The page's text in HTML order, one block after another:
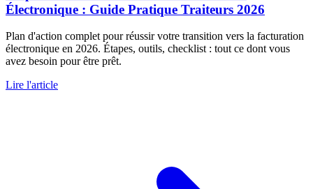
Électronique : Guide Pratique Traiteurs 2026
Plan d'action complet pour réussir votre transition vers la facturation
électronique en 2026. Étapes, outils, checklist : tout ce dont vous
avez besoin pour être prêt.
Lire l'article